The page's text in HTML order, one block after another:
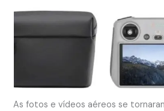
As fotos e vídeos aéreos se